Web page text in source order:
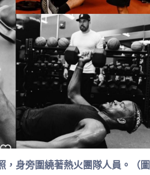
身旁圍繞著熱火團隊人員。（圖